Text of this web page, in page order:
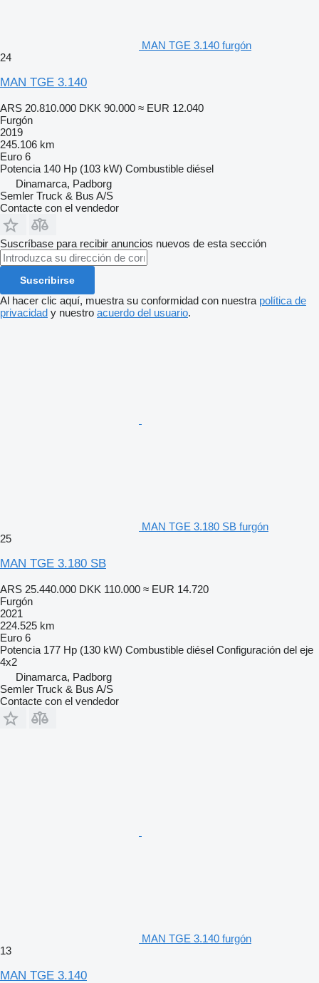
MAN TGE 3.140 furgón
24
MAN TGE 3.140
ARS 20.810.000 DKK 90.000 ≈ EUR 12.040
Furgón
2019
245.106 km
Euro 6
Potencia 140 Hp (103 kW) Combustible diésel
Dinamarca, Padborg
Semler Truck & Bus A/S
Contacte con el vendedor
Suscríbase para recibir anuncios nuevos de esta sección
Suscribirse
Al hacer clic aquí, muestra su conformidad con nuestra política de
privacidad y nuestro acuerdo del usuario.
MAN TGE 3.180 SB furgón
25
MAN TGE 3.180 SB
ARS 25.440.000 DKK 110.000 ≈ EUR 14.720
Furgón
2021
224.525 km
Euro 6
Potencia 177 Hp (130 kW) Combustible diésel Configuración del eje
4x2
Dinamarca, Padborg
Semler Truck & Bus A/S
Contacte con el vendedor
MAN TGE 3.140 furgón
13
MAN TGE 3.140